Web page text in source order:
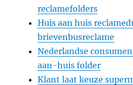
reclamefolders
Huis aan huis
brievenbusreclame
Nederlandse
aan-huis folder
Klant laat keuze